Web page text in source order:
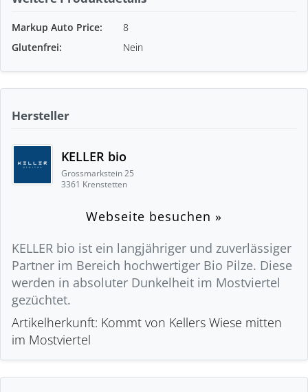
Markup Auto Price:
8
Glutenfrei:
Nein
Hersteller
KELLER bio
Grossmarkstein 25
3361 Krenstetten
Webseite besuchen »
KELLER bio ist ein langjähriger und zuverlässiger
Partner im Bereich hochwertiger Bio Pilze. Diese
werden in absoluter Dunkelheit im Mostviertel
gezüchtet.
Artikelherkunft: Kommt von Kellers Wiese mitten
im Mostviertel